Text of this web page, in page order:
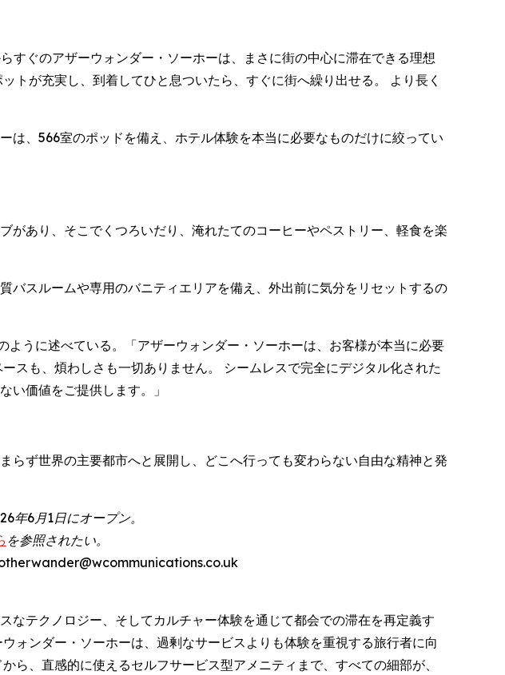
ぐのアザーウォンダー・ソーホーは、まさに街の中心に滞在できる理想
トが充実し、到着してひと息ついたら、すぐに街へ繰り出せる。 より長く
は、566室のポッドを備え、ホテル体験を本当に必要なものだけに絞ってい
あり、そこでくつろいだり、淹れたてのコーヒーやペストリー、軽食を楽
スルームや専用のバニティエリアを備え、外出前に気分をリセットするの
ように述べている。「アザーウォンダー・ソーホーは、お客様が本当に必要
スも、煩わしさも一切ありません。 シームレスで完全にデジタル化された
い価値をご提供します。」
ず世界の主要都市へと展開し、どこへ行っても変わらない自由な精神と発
年6月1日にオープン。
を参照されたい。
otherwander@wcommunications.co.uk
テクノロジー、そしてカルチャー体験を通じて都会での滞在を再定義す
ォンダー・ソーホーは、過剰なサービスよりも体験を重視する旅行者に向
、直感的に使えるセルフサービス型アメニティまで、すべての細部が、